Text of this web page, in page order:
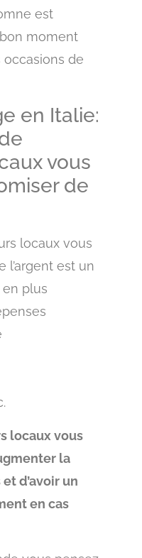
est
bon moment
de
en Italie:
vous
de
locaux vous
l’argent est un
en plus
locaux vous
la
d’avoir un
en cas